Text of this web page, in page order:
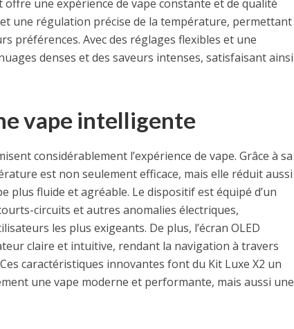
une expérience de vape constante et de qualité
une régulation précise de la température, permettant
préférences. Avec des réglages flexibles et une
​​denses et des saveurs intenses, satisfaisant ainsi
vape intelligente
considérablement l’expérience de vape. Grâce à sa
est non seulement efficace, mais elle réduit aussi
plus fluide et agréable. Le dispositif est équipé d’un
circuits et autres anomalies électriques,
les plus exigeants. De plus, l’écran OLED
claire et intuitive, rendant la navigation à travers
caractéristiques innovantes font du Kit Luxe X2 un
une vape moderne et performante, mais aussi une